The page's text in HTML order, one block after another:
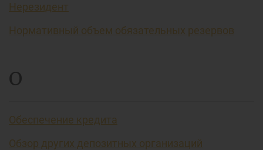
Нерезидент
Нормативный объем обязательных резервов
О
Обеспечение кредита
Обзор других депозитных организаций